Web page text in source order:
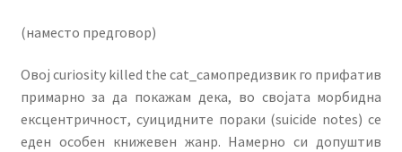
(наместо предговор)
Овој curiosity killed the cat_самопредизвик го прифатив
примарно за да покажам дека, во својата морбидна
ексцентричност, суицидните пораки (suicide notes) се
еден особен книжевен жанр. Намерно си допуштив